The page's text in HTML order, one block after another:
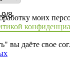
9/8
моих
вы даёте свое